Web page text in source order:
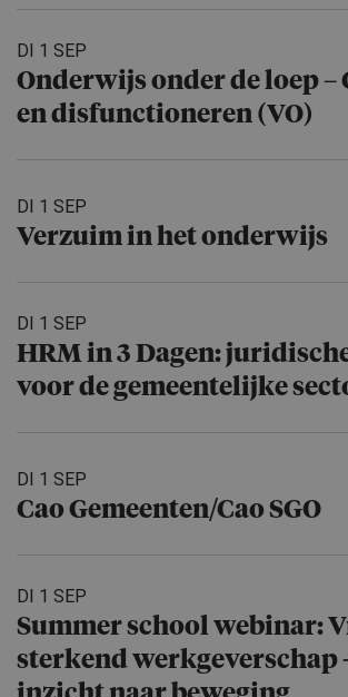
DI 1 SEP
Onderwijs onder de loep –
en disfuncti­o­neren (VO)
DI 1 SEP
Verzuim in het onderwijs
DI 1 SEP
HRM in 3 Dagen:
voor de gemeente­lijke
DI 1 SEP
Cao Gemeenten/​Cao SGO
DI 1 SEP
Summer school webinar:
ster­kend werkgever­schap